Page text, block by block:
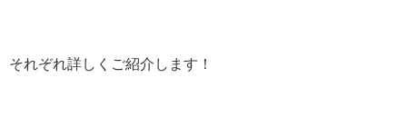
それぞれ詳しくご紹介します！